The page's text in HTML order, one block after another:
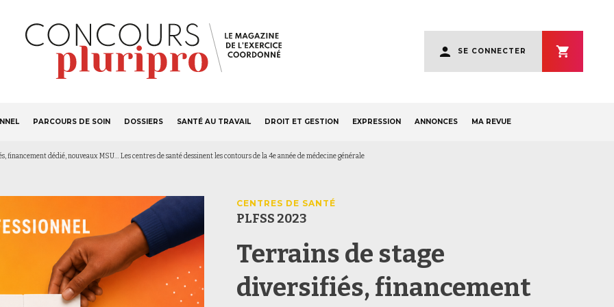
account
menu
SE CONNECTER
S'ABONNER
principale
PARCOURS DE SOIN DOSSIERS SANTÉ AU TRAVAIL DROIT ET GESTION EXPRESSION ANNONCES MA REVUE
financement dédié, nouveaux MSU… Les centres de santé dessinent les contours de la 4e année de médecine générale
CENTRES DE SANTÉ
PLFSS 2023
Terrains de stage
diversifiés, financement